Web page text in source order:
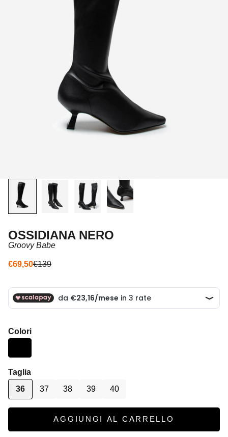
OSSIDIANA NERO
Groovy Babe
Prezzo scontato
€69,50Prezzo
€139
Colori
Taglia
36
37 38 39 40
AGGIUNGI AL CARRELLO